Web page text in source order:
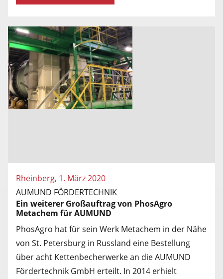
Rheinberg, 1. März 2020
AUMUND FÖRDERTECHNIK
Ein weiterer Großauftrag von PhosAgro
Metachem für AUMUND
PhosAgro hat für sein Werk Metachem in der Nähe
von St. Petersburg in Russland eine Bestellung
über acht Kettenbecherwerke an die AUMUND
Fördertechnik GmbH erteilt. In 2014 erhielt